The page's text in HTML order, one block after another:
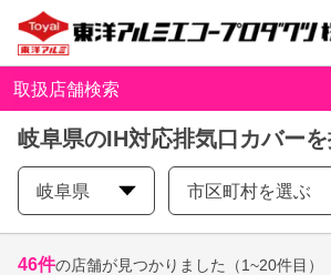
取扱店舗検索
岐阜県のIH対応排気口カバー
岐阜県 市区町村を選ぶ
46件の店舗が見つかりました （1~20件目）